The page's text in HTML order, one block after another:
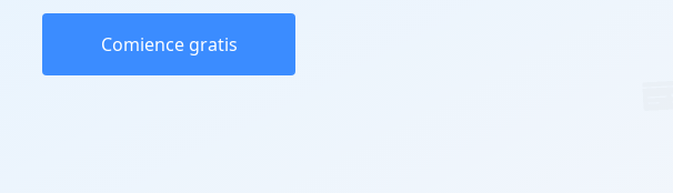
Comience gratis